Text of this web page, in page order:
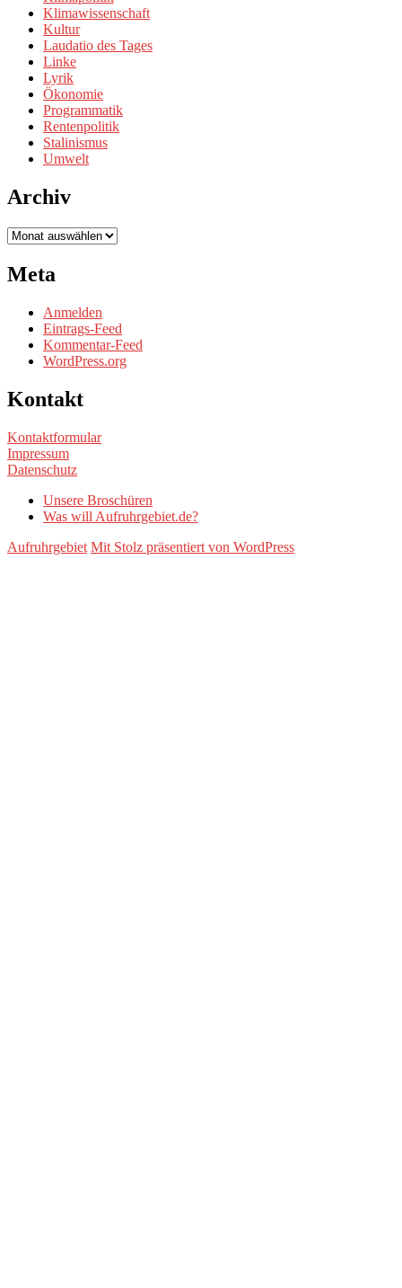
Klimawissenschaft
Kultur
Laudatio des Tages
Linke
Lyrik
Ökonomie
Programmatik
Rentenpolitik
Stalinismus
Umwelt
Archiv
Archiv
Meta
Anmelden
Eintrags-Feed
Kommentar-Feed
WordPress.org
Kontakt
Kontaktformular
Impressum
Datenschutz
Unsere Broschüren
Was will Aufruhrgebiet.de?
Aufruhrgebiet Mit Stolz präsentiert von WordPress